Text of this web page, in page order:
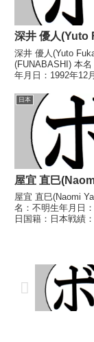
深井 優人(Yuto
深井 優人(Yuto
(FUNABASHI) 本
年月日：1992年12
得タイトル】なし
2024/06/07 ○4R判
36、40-36...
日本
屋宜 直巳
屋宜 直巳(Naomi
名：不明生年月日
日国籍：日本戦績
崎)1979/05/07